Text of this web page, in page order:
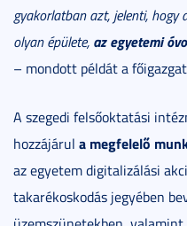
gyakorlatban azt, jelenti, hogy
olyan épülete, az egyetemi
– mondott példát a
A szegedi felsőoktatási
hozzájárul a megfelelő
az egyetem digitalizálási
takarékoskodás jegyében